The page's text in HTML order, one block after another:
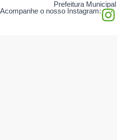
Prefeitura I
Acompanhe o nosso Instagram: